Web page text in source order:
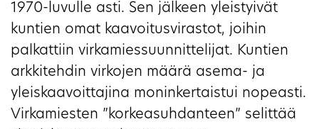
1970-luvulle asti. Sen jälkeen yleistyivät
kuntien omat kaavoitusvirastot, joihin
palkattiin virkamiessuunnittelijat. Kuntien
arkkitehdin virkojen määrä asema- ja
yleiskaavoittajina moninkertaistui nopeasti.
Virkamiesten ”korkeasuhdanteen” selittää